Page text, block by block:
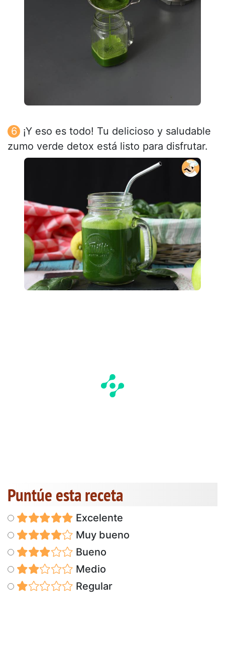
¡Y eso es todo! Tu delicioso y saludable
zumo verde detox está listo para disfrutar.
Puntúe esta receta
Excelente
Muy bueno
Bueno
Medio
Regular